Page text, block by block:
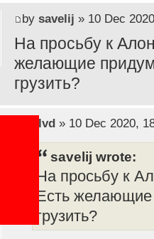
by savelij » 10 Dec
На просьбу к
желающие
грузить?
lvd» 10 Dec 2020,
savelij wrote:
На просьбу к
Есть желающие
грузить?